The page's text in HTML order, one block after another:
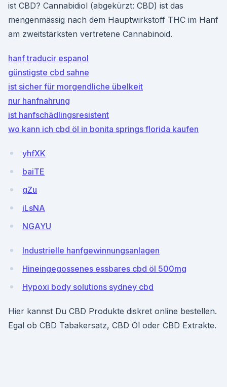
ist CBD? Cannabidiol (abgekürzt: CBD) ist das
mengenmässig nach dem Hauptwirkstoff THC im Hanf
am zweitstärksten vertretene Cannabinoid.
hanf traducir espanol
günstigste cbd sahne
ist sicher für morgendliche übelkeit
nur hanfnahrung
ist hanfschädlingsresistent
wo kann ich cbd öl in bonita springs florida kaufen
yhfXK
baiTE
gZu
iLsNA
NGAYU
Industrielle hanfgewinnungsanlagen
Hineingegossenes essbares cbd öl 500mg
Hypoxi body solutions sydney cbd
Hier kannst Du CBD Produkte diskret online bestellen.
Egal ob CBD Tabakersatz, CBD Öl oder CBD Extrakte.